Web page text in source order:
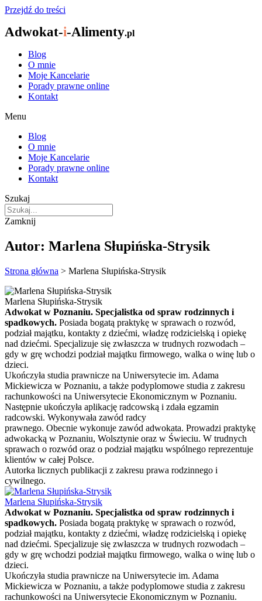
Przejdź do treści
Adwokat-i-Alimenty.pl
Blog
O mnie
Moje Kancelarie
Porady prawne online
Kontakt
Menu
Blog
O mnie
Moje Kancelarie
Porady prawne online
Kontakt
Szukaj
Zamknij
Autor: Marlena Słupińska-Strysik
Strona główna > Marlena Słupińska-Strysik
Marlena Słupińska-Strysik
Adwokat w Poznaniu. Specjalistka od spraw rodzinnych i
spadkowych. Posiada bogatą praktykę w sprawach o rozwód,
podział majątku, kontakty z dziećmi, władzę rodzicielską i opiekę
nad dziećmi. Specjalizuje się zwłaszcza w trudnych rozwodach –
gdy w grę wchodzi podział majątku firmowego, walka o winę lub o
dzieci.
Ukończyła studia prawnicze na Uniwersytecie im. Adama
Mickiewicza w Poznaniu, a także podyplomowe studia z zakresu
rachunkowości na Uniwersytecie Ekonomicznym w Poznaniu.
Następnie ukończyła aplikację radcowską i zdała egzamin
radcowski. Wykonywała zawód radcy
prawnego. Obecnie wykonuje zawód adwokata. Prowadzi praktykę
adwokacką w Poznaniu, Wolsztynie oraz w Świeciu. W trudnych
sprawach o rozwód oraz o podział majątku wspólnego reprezentuje
klientów w całej Polsce.
Autorka licznych publikacji z zakresu prawa rodzinnego i
cywilnego.
Marlena Słupińska-Strysik
Adwokat w Poznaniu. Specjalistka od spraw rodzinnych i
spadkowych. Posiada bogatą praktykę w sprawach o rozwód,
podział majątku, kontakty z dziećmi, władzę rodzicielską i opiekę
nad dziećmi. Specjalizuje się zwłaszcza w trudnych rozwodach –
gdy w grę wchodzi podział majątku firmowego, walka o winę lub o
dzieci.
Ukończyła studia prawnicze na Uniwersytecie im. Adama
Mickiewicza w Poznaniu, a także podyplomowe studia z zakresu
rachunkowości na Uniwersytecie Ekonomicznym w Poznaniu.